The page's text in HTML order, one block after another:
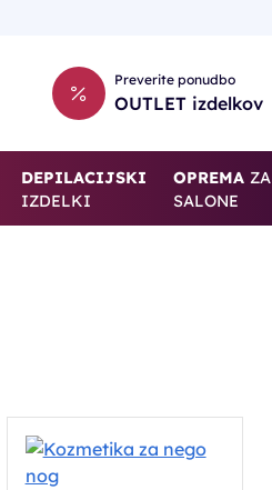
Preverite ponudbo
OUTLET izdelkov
DEPILACIJSKI
IZDELKI
OPREMAZA
SALONE